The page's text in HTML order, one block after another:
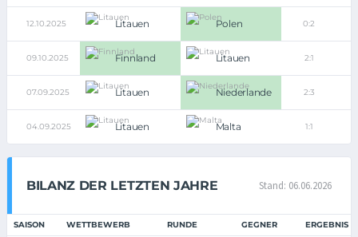
12.10.2025 Litauen Polen 0:2
09.10.2025 Finnland Litauen 2:1
07.09.2025 Litauen Niederlande 2:3
04.09.2025 Litauen Malta 1:1
BILANZ DER LETZTEN JAHRE Stand: 06.06.2026
SAISON WETTBEWERB RUNDE GEGNER ERGEBNIS